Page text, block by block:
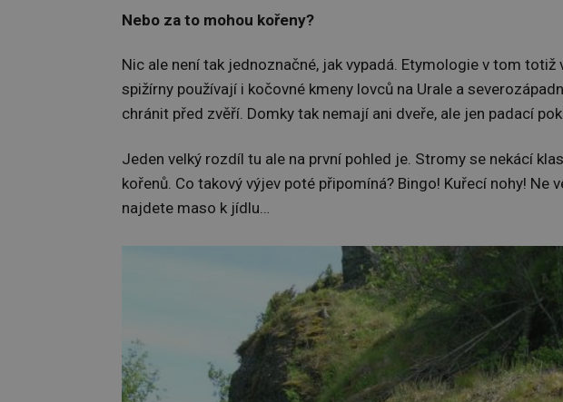
Nebo za to mohou kořeny?
Nic ale není tak jednoznačné, jak vypadá. Etymologie v tom
spižírny používají i kočovné kmeny lovců na Urale a
chránit před zvěří. Domky tak nemají ani dveře, ale jen padací
Jeden velký rozdíl tu ale na první pohled je. Stromy se nekácí
kořenů. Co takový výjev poté připomíná? Bingo! Kuřecí nohy! Ne
najdete maso k jídlu…